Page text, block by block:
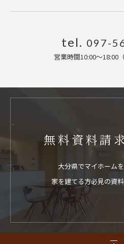
tel. 097-
営業時間10:00〜18:00
無料資料請
大分県でマイホーム
家を建てる方必見の資